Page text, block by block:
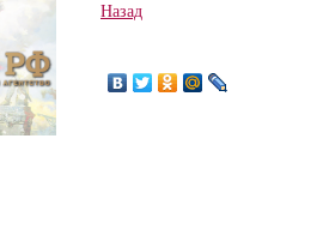
Назад